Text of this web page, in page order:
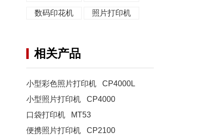
数码印花机 照片打印机
相关产品
小型彩色照片打印机 CP4000L
小型照片打印机 CP4000
口袋打印机 MT53
便携照片打印机 CP2100